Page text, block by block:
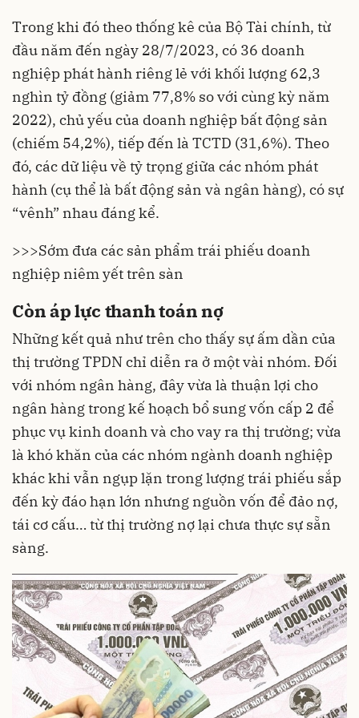
Trong khi đó theo thống kê của Bộ Tài chính, từ
đầu năm đến ngày 28/7/2023, có 36 doanh
nghiệp phát hành riêng lẻ với khối lượng 62,3
nghìn tỷ đồng (giảm 77,8% so với cùng kỳ năm
2022), chủ yếu của doanh nghiệp bất động sản
(chiếm 54,2%), tiếp đến là TCTD (31,6%). Theo
đó, các dữ liệu về tỷ trọng giữa các nhóm phát
hành (cụ thể là bất động sản và ngân hàng), có sự
“vênh” nhau đáng kể.
>>>Sớm đưa các sản phẩm trái phiếu doanh
nghiệp niêm yết trên sàn
Còn áp lực thanh toán nợ
Những kết quả như trên cho thấy sự ấm dần của
thị trường TPDNchỉ diễn ra ở một vài nhóm. Đối
với nhóm ngân hàng, đây vừa là thuận lợi cho
ngân hàng trong kế hoạch bổ sung vốn cấp 2 để
phục vụ kinh doanh và cho vay ra thị trường; vừa
là khó khăn của các nhóm ngành doanh nghiệp
khác khi vẫn ngụp lặn trong lượng trái phiếu sắp
đến kỳ đáo hạn lớn nhưng nguồn vốn để đảo nợ,
tái cơ cấu… từ thị trường nợ lại chưa thực sự sẵn
sàng.